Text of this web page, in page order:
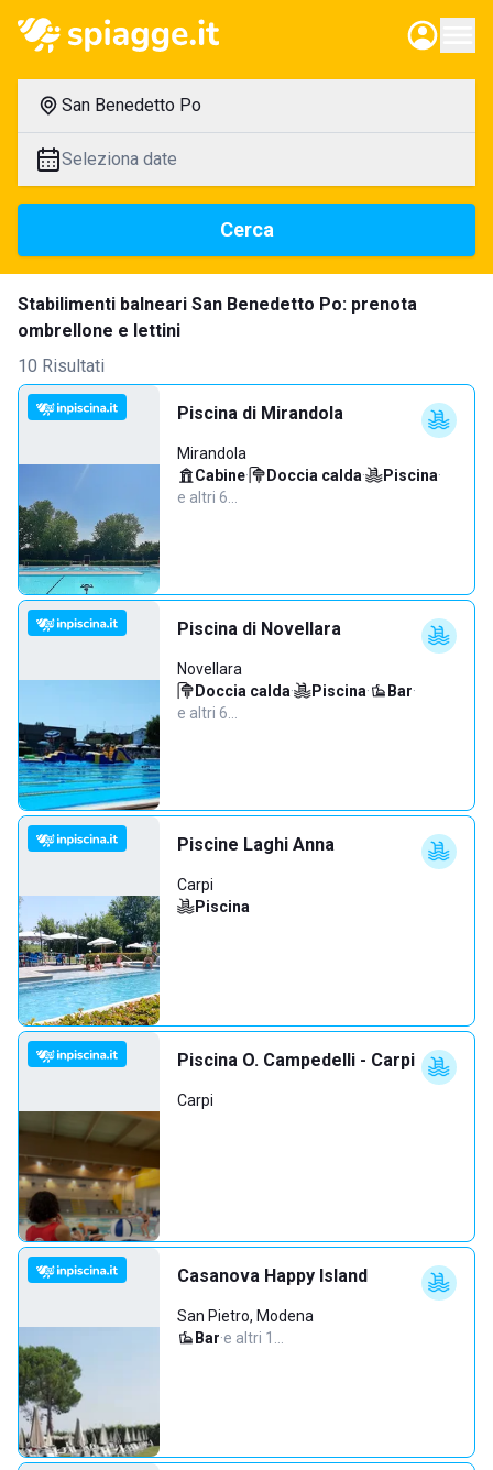
San Benedetto Po
Seleziona date
Cerca
Stabilimenti balneari San Benedetto Po: prenota
ombrellone e lettini
10 Risultati
Piscina di Mirandola
Mirandola
Cabine· Doccia calda· Piscina·
e altri 6…
Piscina di Novellara
Novellara
Doccia calda· Piscina· Bar·
e altri 6…
Piscine Laghi Anna
Carpi
Piscina
Piscina O. Campedelli - Carpi
Carpi
Casanova Happy Island
San Pietro, Modena
Bar·e altri 1…